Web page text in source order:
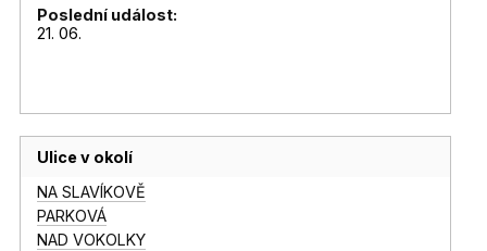
Poslední událost:
21. 06.
Ulice v okolí
NA SLAVÍKOVĚ
PARKOVÁ
NAD VOKOLKY